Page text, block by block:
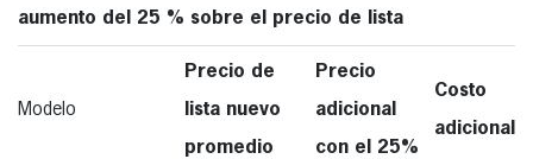
aumento del 25 % sobre el precio de lista
Modelo
Precio de
lista nuevo
promedio
Precio
adicional
con el 25%
Costo
adicional